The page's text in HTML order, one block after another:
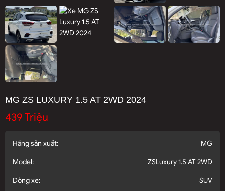
MG ZS LUXURY 1.5 AT 2WD 2024
439 Triệu
Hãng sản xuất: MG
Model: ZSLuxury 1.5 AT 2WD
Dòng xe: SUV